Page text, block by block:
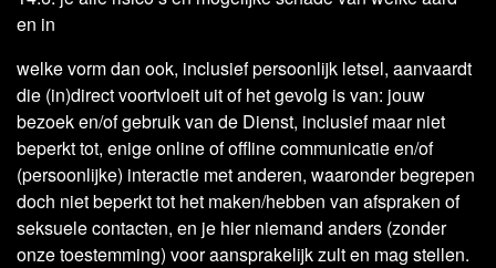
en in
welke vorm dan ook, inclusief persoonlijk letsel, aanvaardt
die (in)direct voortvloeit uit of het gevolg is van: jouw
bezoek en/of gebruik van de Dienst, inclusief maar niet
beperkt tot, enige online of offline communicatie en/of
(persoonlijke) interactie met anderen, waaronder begrepen
doch niet beperkt tot het maken/hebben van afspraken of
seksuele contacten, en je hier niemand anders (zonder
onze toestemming) voor aansprakelijk zult en mag stellen.